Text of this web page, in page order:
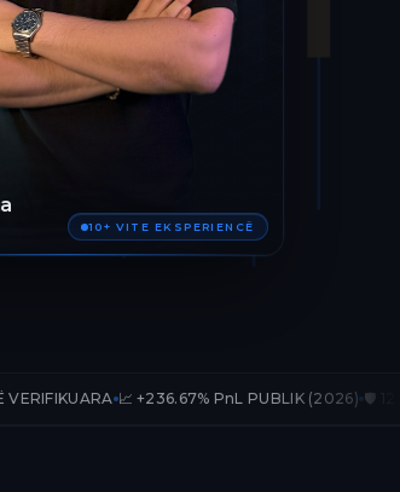
10+ VITE EKSPERIENCË
📈 +236.67% PnL PUBLIK (2026) 🛡️ 12 MUAJ AKSES